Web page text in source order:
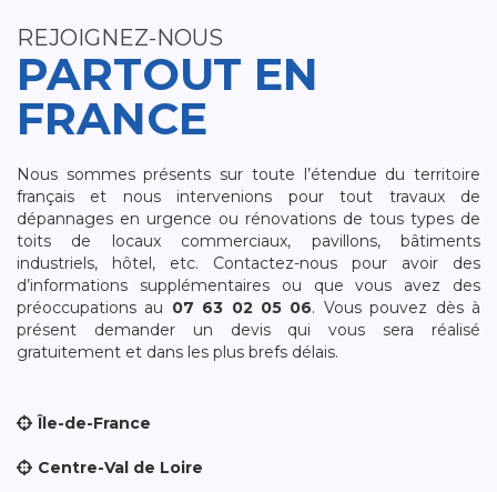
REJOIGNEZ-NOUS
PARTOUT EN
FRANCE
Nous sommes présents sur toute l’étendue du territoire
français et nous intervenions pour tout travaux de
dépannages en urgence ou rénovations de tous types de
toits de locaux commerciaux, pavillons, bâtiments
industriels, hôtel, etc. Contactez-nous pour avoir des
d’informations supplémentaires ou que vous avez des
préoccupations au 07 63 02 05 06. Vous pouvez dès à
présent demander un devis qui vous sera réalisé
gratuitement et dans les plus brefs délais.
Île-de-France
Centre-Val de Loire